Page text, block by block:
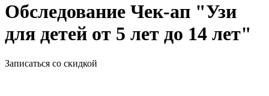
Обследование Чек-ап "Узи
для детей от 5 лет до 14 лет"
Записаться со скидкой